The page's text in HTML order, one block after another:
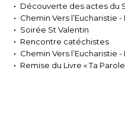
Découverte des actes du
Chemin Vers l’Eucharistie
Soirée St Valentin
Rencontre catéchistes
Chemin Vers l’Eucharistie
Remise du Livre « Ta